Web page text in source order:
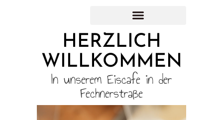
HERZLICH
WILLKOMMEN
In unserem Eiscafe in der
Fechnerstraße